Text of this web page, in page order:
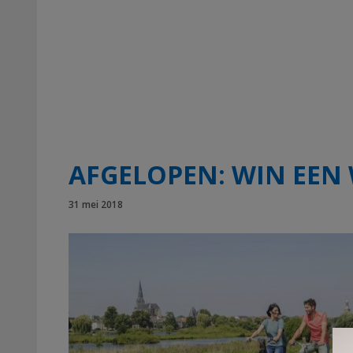
AFGELOPEN: WIN EEN
31 mei 2018